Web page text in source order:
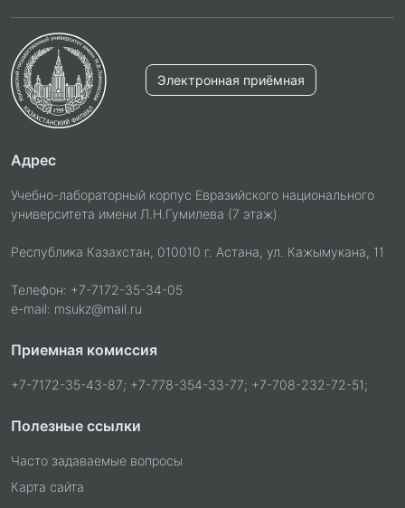
Электронная приёмная
Адрес
Учебно-лабораторный корпус Евразийского национального
университета имени Л.Н.Гумилева (7 этаж)
Республика Казахстан, 010010 г. Астана, ул. Кажымукана, 11
Телефон: +7-7172-35-34-05
e-mail: msukz@mail.ru
Приемная комиссия
+7-7172-35-43-87; +7-778-354-33-77; +7-708-232-72-51;
Полезные ссылки
Часто задаваемые вопросы
Карта сайта